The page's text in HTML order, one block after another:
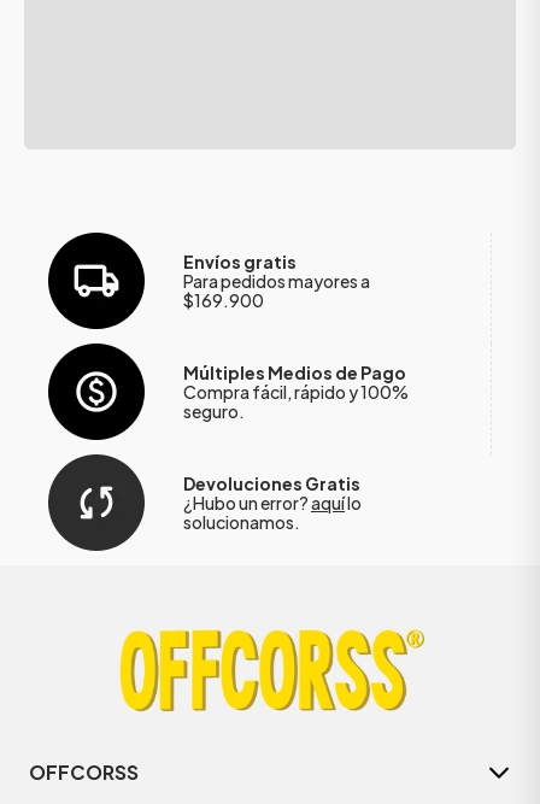
Envíos gratis
Para pedidos mayores a
$169.900
Múltiples Medios de Pago
Compra fácil, rápido y 100%
seguro.
Devoluciones Gratis
¿Hubo un error?aquílo
solucionamos.
OFFCORSS